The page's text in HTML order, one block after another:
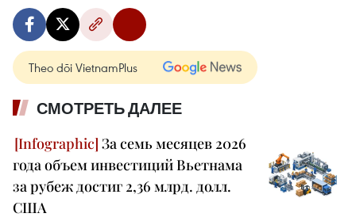
Theo dõi VietnamPlus
СМОТРЕТЬ ДАЛЕЕ
За семь месяцев 2026
года объем инвестиций Вьетнама
за рубеж достиг 2,36 млрд. долл.
США